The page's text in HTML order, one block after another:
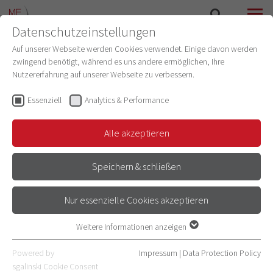
POSTGRADUATE DEGREE
PROGRAMMES
Datenschutzeinstellungen
Auf unserer Webseite werden Cookies verwendet. Einige davon werden
zwingend benötigt, während es uns andere ermöglichen, Ihre
Nutzererfahrung auf unserer Webseite zu verbessern.
Essenziell Analytics & Performance
Alle akzeptieren
Speichern & schließen
Nur essenzielle Cookies akzeptieren
Essenzielle Cookies werden für grundlegende Funktionen der
Webseite benötigt. Dadurch ist gewährleistet, dass die Webseite
Weitere Informationen anzeigen
Powered by
sgalinski Cookie Consent
Impressum | Data Protection Policy